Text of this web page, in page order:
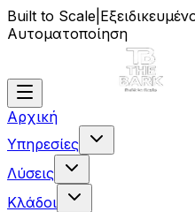
Built to Scale
Αυτοματοποίηση
Αρχική
Υπηρεσίες
Λύσεις
Κλάδοι